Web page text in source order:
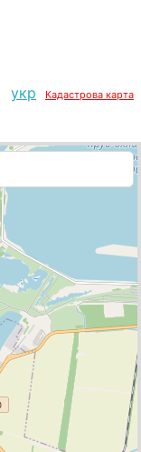
укр Кадастрова карта